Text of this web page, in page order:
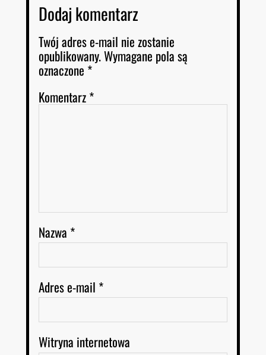
Dodaj komentarz
Twój adres e-mail nie zostanie
opublikowany.Wymagane pola są
oznaczone *
Komentarz*
Nazwa *
Adres e-mail *
Witryna internetowa